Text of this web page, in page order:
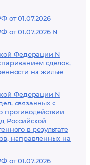
от 01.07.2026
от 01.07.2026 N
Федерации N
сделок,
на жилые
Федерации N
связанных с
противодействии
Российской
в результате
направленных на
от 01.07.2026